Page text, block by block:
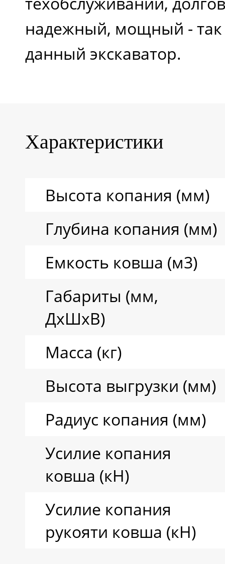
надежный, мощный -
данный экскаватор.
Характеристики
Высота копания (мм)
Глубина копания (мм)
Емкость ковша (м3)
Габариты (мм,
ДxШxВ)
Масса (кг)
Высота выгрузки (мм)
Радиус копания (мм)
Усилие копания
ковша (кН)
Усилие копания
рукояти ковша (кН)